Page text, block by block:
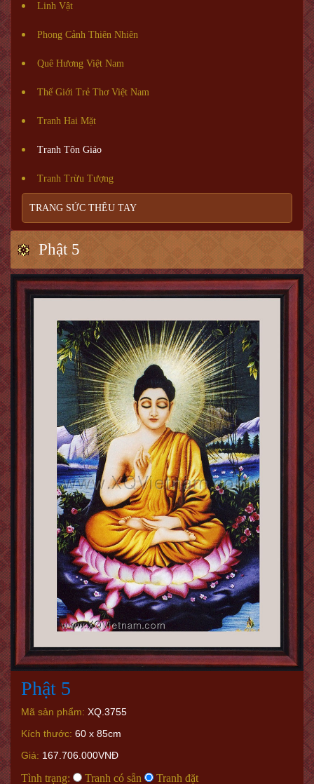
Linh Vật
Phong Cảnh Thiên Nhiên
Quê Hương Việt Nam
Thế Giới Trẻ Thơ Việt Nam
Tranh Hai Mặt
Tranh Tôn Giáo
Tranh Trừu Tượng
TRANG SỨC THÊU TAY
Phật 5
Phật 5
Mã sản phẩm: XQ.3755
Kích thước: 60 x 85cm
Giá: 167.706.000VNĐ
Tình trạng: Tranh có sẵn Tranh đặt